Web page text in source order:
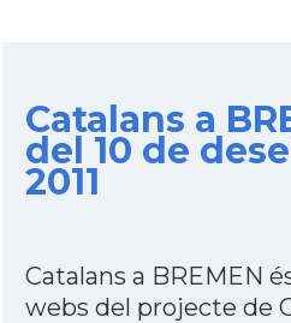
Catalans a
del 10 de
2011
Catalans a BREMEN
webs del projecte de